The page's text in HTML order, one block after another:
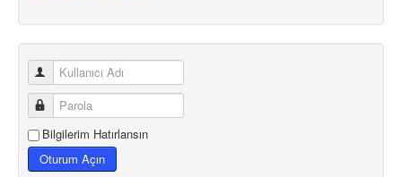
Bilgilerim Hatırlansın
Oturum Açın